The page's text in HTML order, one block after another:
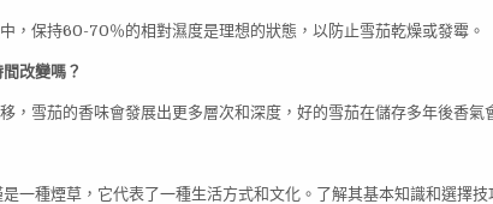
，保持60-70％的相對濕度是理想的狀態，以防止雪茄乾燥或發霉。
改變嗎？
，雪茄的香味會發展出更多層次和深度，好的雪茄在儲存多年後香氣
一種煙草，它代表了一種生活方式和文化。了解其基本知識和選擇